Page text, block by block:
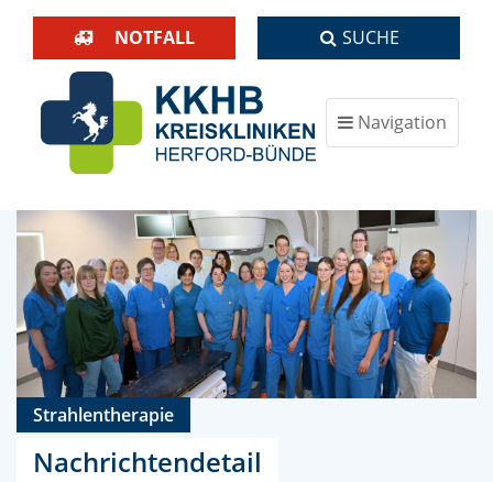
NOTFALL SUCHE
Navigation
ein-/ausblenden
Strahlentherapie
Nachrichtendetail